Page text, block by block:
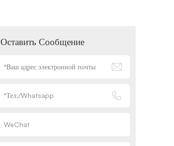
Оставить Сообщение